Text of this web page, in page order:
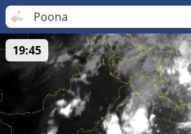
Poona
19:45